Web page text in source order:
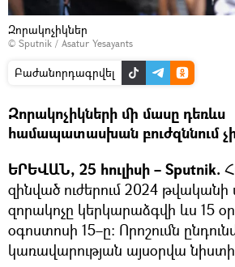
Զորակոչիկներ
© Sputnik / Asatur Yesayants
Բաժանորդագրվել
Զորակոչիկների մի մասը դեռևս
համապատասխան բուժզննում չի
ԵՐԵՎԱՆ, 25 հուլիսի – Sputnik.
զինված ուժերում 2024
զորակոչը կերկարաձգվի ևս 15
օգոստոսի 15–ը: Որոշումն
կառավարության այսօրվա